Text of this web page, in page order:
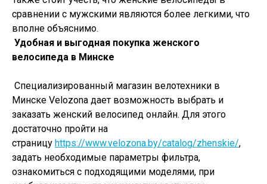
сравнении с мужскими являются более легкими, что
вполне объяснимо.
Удобная и выгодная покупка женского
велосипеда в Минске
Специализированный магазин велотехники в
Минске Velozona дает возможность выбрать и
заказать женский велосипед онлайн. Для этого
достаточно пройти на
страницу https://www.velozona.by/catalog/zhenskie/,
задать необходимые параметры фильтра,
ознакомиться с подходящими моделями, при